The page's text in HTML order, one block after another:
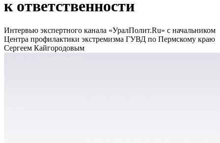
к ответственности
Интервью экспертного канала «УралПолит.Ru» с начальником
Центра профилактики экстремизма ГУВД по Пермскому краю
Сергеем Кайгородовым